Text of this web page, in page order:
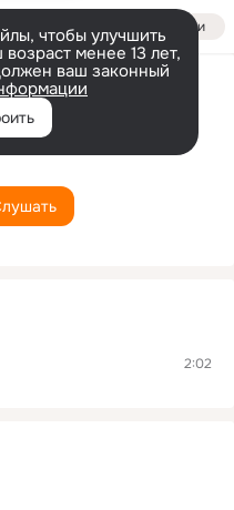
Войти
чтобы улучшить
менее 13 лет,
ваш законный
лобанов
2:02